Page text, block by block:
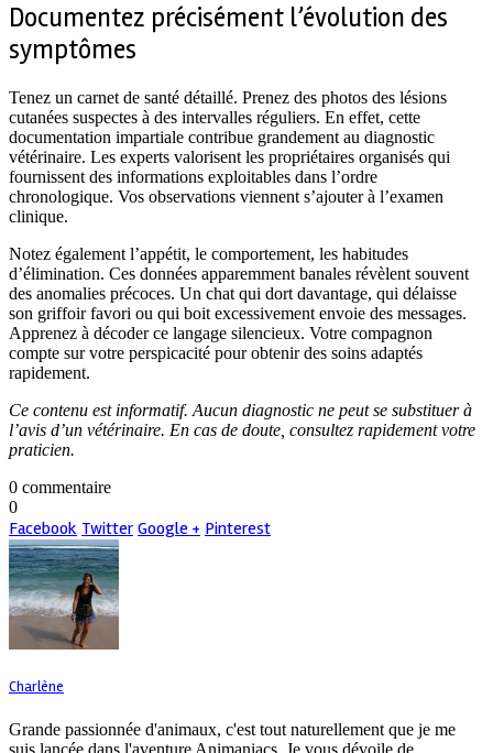
Documentez précisément l’évolution des
symptômes
Tenez un carnet de santé détaillé. Prenez des photos des lésions
cutanées suspectes à des intervalles réguliers. En effet, cette
documentation impartiale contribue grandement au diagnostic
vétérinaire. Les experts valorisent les propriétaires organisés qui
fournissent des informations exploitables dans l’ordre
chronologique. Vos observations viennent s’ajouter à l’examen
clinique.
Notez également l’appétit, le comportement, les habitudes
d’élimination. Ces données apparemment banales révèlent souvent
des anomalies précoces. Un chat qui dort davantage, qui délaisse
son griffoir favori ou qui boit excessivement envoie des messages.
Apprenez à décoder ce langage silencieux. Votre compagnon
compte sur votre perspicacité pour obtenir des soins adaptés
rapidement.
Ce contenu est informatif. Aucun diagnostic ne peut se substituer à
l’avis d’un vétérinaire. En cas de doute, consultez rapidement votre
praticien.
0 commentaire
0
Facebook Twitter Google + Pinterest
Charlène
Grande passionnée d'animaux, c'est tout naturellement que je me
suis lancée dans l'aventure Animaniacs. Je vous dévoile de